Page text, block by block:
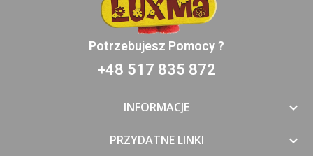
Potrzebujesz Pomocy ?
+48 517 835 872
INFORMACJE 
PRZYDATNE LINKI 